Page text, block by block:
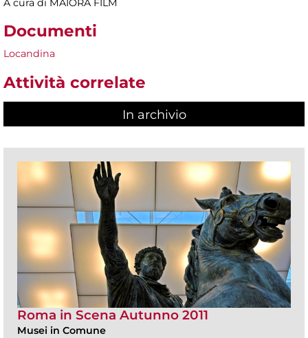
A cura di MAIORA FILM
Documenti
Locandina
Attività correlate
In archivio
Roma in Scena Autunno 2011
Musei in Comune